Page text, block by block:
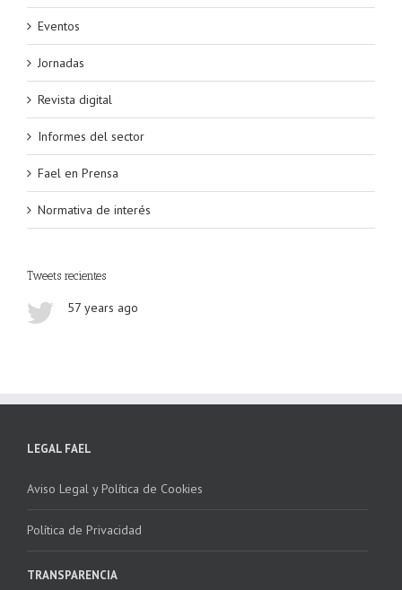
Eventos
Jornadas
Revista digital
Informes del sector
Fael en Prensa
Normativa de interés
Tweets recientes
57 years ago
LEGAL FAEL
Aviso Legal y Política de Cookies
Política de Privacidad
TRANSPARENCIA